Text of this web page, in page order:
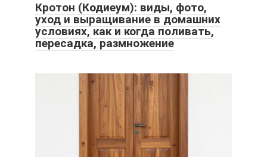
Кротон (Кодиеум): виды, фото,
уход и выращивание в домашних
условиях, как и когда поливать,
пересадка, размножение